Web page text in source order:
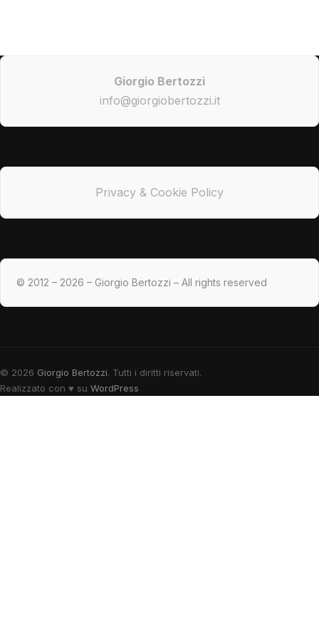
Giorgio Bertozzi
info@giorgiobertozzi.it
Privacy & Cookie Policy
© 2012 – 2026 – Giorgio Bertozzi – All rights reserved
© 2026 Giorgio Bertozzi. Tutti i diritti riservati.
Realizzato con ♥ su WordPress